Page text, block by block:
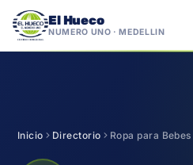
El Hueco
NÚMERO UNO · MEDELLÍN
Inicio Directorio Ropa para Bebes